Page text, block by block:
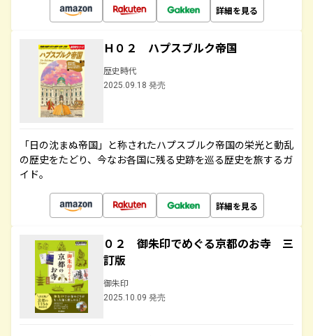
詳細を見る
Ｈ０２ ハプスブルク帝国
歴史時代
2025.09.18 発売
「日の沈まぬ帝国」と称されたハプスブルク帝国の栄光と動乱
の歴史をたどり、今なお各国に残る史跡を巡る歴史を旅するガ
イド。
詳細を見る
０２ 御朱印でめぐる京都のお寺 三
訂版
御朱印
2025.10.09 発売